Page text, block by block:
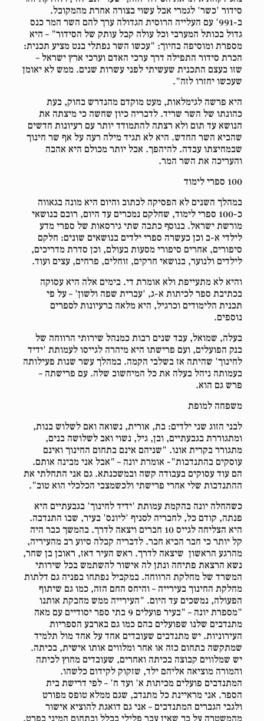
סידור 'כשר' לגמרי אבל עשוי בצורה אחרת מהמקובל.
ב-991' עם העלייה הרוסית הגדולה ערך להם השר המר כנס
גדול בכותל המערבי וכל עולה קבל עותק של הסידור" – היא
מספרת ומוסיפה בחיוך: "עכשו השר נפתלי בנט מציע תכנית:
הכרת סידור התפילה דרך ערכי האדם וערכי ארץ ישראל –
שזו בעצם התכנית שעשיתי לפני עשרות שנים. ממש לא יאומן
שעכשו יחזרו לזה".
היא פרשה לגימלאות, מעט מוקדם מהנדרש בחוק, בעת
כהונתו של השר שריד. לדבריה כיון שחשה כי מיצתה את
הנושא עד תום ולא רצתה להתמודד יותר עם רעיונות חדשים
שהביא השר החדש. היא לא תגיד מילה רעה על אף שר חינוך
שבמחיצתו עבדה. להיהפך. אבל יותר מכולם היא אהבה
והעריכה את השר המר.
100 ספרי לימוד
במהלך השנים לא הפסיקה לכתוב והיום היא מונה בגאווה
כ-100 ספרי לימוד, שחלקם נמכרים עד היום, רובם בנושאי
מורשת ישראל. בנוסף כתבה שתי גירסאות של ספרי מדע
לילדי א-ב וכן כעשרה ספרי ילדים בנושאים שונים: חלקם
סיפורים, אחרים סיפורי מסעות בעולם, וכן סדרת מדריכים,
לילדים ולנוער, בנושאי חרקים, זוחלים, פרחים, עצים ועוד.
והיא לא מתעייפת ולא אומרת די. בימים אלה היא עסוקה
בכתיבת ספר לכיתות א-ג, 'עברית שפה ולשון' – על פי
תכנית הלימודים וכרגיל, היא מלאה ברעיונות לספרים
נוספים.
בעלה, שמואל, עבד שנים רבות כמנהל שירותי הרווחה של
בנק הפועלים, ועם פרישתו היא מיהרה לגייסו לעמותת 'ידיד
לחינוך' שהיתה אז בשלבי הקמה. במהלך עשר שנות פעילותה
בעמותה ניהל בעלה את כל המיחשוב שלה. עם פרישתה –
פרש גם הוא.
משפחה למופת
לבני הזוג שני ילדים: בת, אורית, נשואה ואם לשלוש בנות,
ומתגוררת בגבעתיים, ובן, גיל, נשוי ואב לשלושה בנים,
מתגורר בקרית אונו. "שניהם אינם בתחום החינוך ואינם
עוסקים בהתנדבות"- אומרת יונה – "אבל אני מבינה אותם.
הם עוד עסוקים בעבודה קשה ובמשכנתא. גם אני התחלתי את
ההתנדבות שלי אחרי פרישתי ולכשמצבי הכלכלי הוא טוב".
כשהחלה יונה בהקמת עמותת 'ידיד לחינוך' בגבעתיים היא
פנתה, קודם כל, לחבריה לסניף 'ליונס' בעיר, שבו התנדבה.
היא הצליחה לגייס 10 חברים ויצאה לדרך. בהמשך כבר היה
קל יותר כי חבר הביא חבר. לדבריה קבלה סיוע רב מהעיריה,
מהרגע הראשון שיצאה לדרך. ראש העיר דאז, ראובן בן שחר,
נשא הרצאת פתיחה ונתן לה אישור להשתמש בכל שירותי
המשרד של מחלקת הרווחה. במקביל נפתחו בפניה גם דלתות
מחלקת החינוך בעירייה – והיחס החם הזה, כמו גם שיתוף
הפעולה, נמשכים עד היום. "העירייה ממש מחבקת אותנו
"מספרת יונה – "בעיר פועלים 9 בתי ספר יסודיים עם מאה
מתנדבים שלנו שפועלים בהם כמו גם בארבע הספריות
העירוניות. יש מתנדבים שעובדים אחד על אחד מול תלמיד
שמתקשה בתחום כזה או אחר ומלווים אותו אישית, בכיתה.
יש שמלווים קבוצה בכיתה ואחרים, שעובדים מחוץ לכיתה
והמורה מוציאה אליהם ילד, שזקוק לקידום כלשהו.
המתנדבים פועלים מכיתות א' ועד ח' – לפי דרישת בית
הספר. אני מראיינת כל מתנדב, שגם ממלא טופס מפורט
ולגבי הגברים המתנדבים – אני גם דואגת להוציא אישור